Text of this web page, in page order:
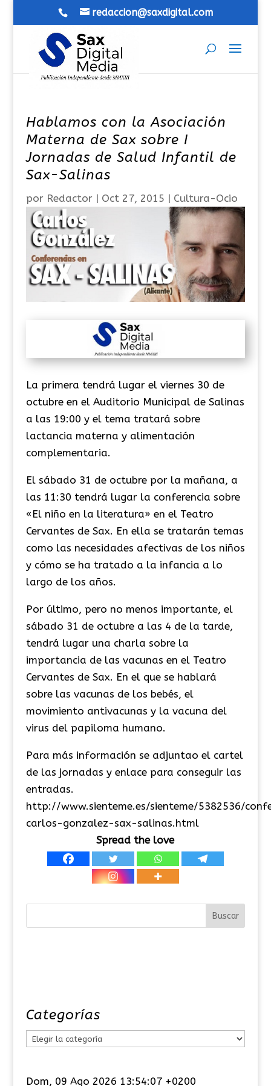
redaccion@saxdigital.com
Hablamos con la Asociación
Materna de Sax sobre I
Jornadas de Salud Infantil de
Sax-Salinas
por Redactor| Oct 27, 2015 | Cultura-Ocio
La primera tendrá lugar el viernes 30 de
octubre en el Auditorio Municipal de Salinas
a las 19:00 y el tema tratará sobre
lactancia materna y alimentación
complementaria.
El sábado 31 de octubre por la mañana, a
las 11:30 tendrá lugar la conferencia sobre
«El niño en la literatura» en el Teatro
Cervantes de Sax. En ella se tratarán temas
como las necesidades afectivas de los niños
y cómo se ha tratado a la infancia a lo
largo de los años.
Por último, pero no menos importante, el
sábado 31 de octubre a las 4 de la tarde,
tendrá lugar una charla sobre la
importancia de las vacunas en el Teatro
Cervantes de Sax. En el que se hablará
sobre las vacunas de los bebés, el
movimiento antivacunas y la vacuna del
virus del papiloma humano.
Para más información se adjuntao el cartel
de las jornadas y enlace para conseguir las
entradas.
http://www.sienteme.es/sienteme/5382536/
carlos-gonzalez-sax-salinas.html
Spread the love
Categorías
Dom, 09 Ago 2026 13:54:08 +0200